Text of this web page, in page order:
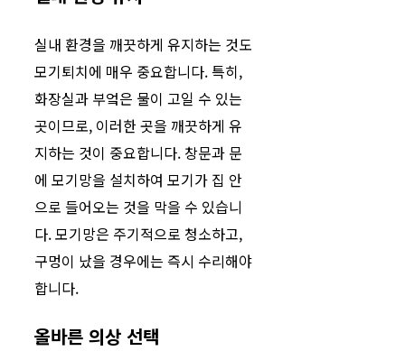
실내 환경을 깨끗하게 유지하는 것도
모기퇴치에 매우 중요합니다. 특히,
화장실과 부엌은 물이 고일 수 있는
곳이므로, 이러한 곳을 깨끗하게 유
지하는 것이 중요합니다. 창문과 문
에 모기망을 설치하여 모기가 집 안
으로 들어오는 것을 막을 수 있습니
다. 모기망은 주기적으로 청소하고,
구멍이 났을 경우에는 즉시 수리해야
합니다.
올바른 의상 선택